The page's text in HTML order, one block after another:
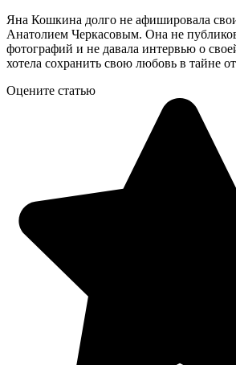
Яна Кошкина долго не афишировала
Анатолием Черкасовым. Она не
фотографий и не давала интервью о
хотела сохранить свою любовь в тайне
Оцените статью